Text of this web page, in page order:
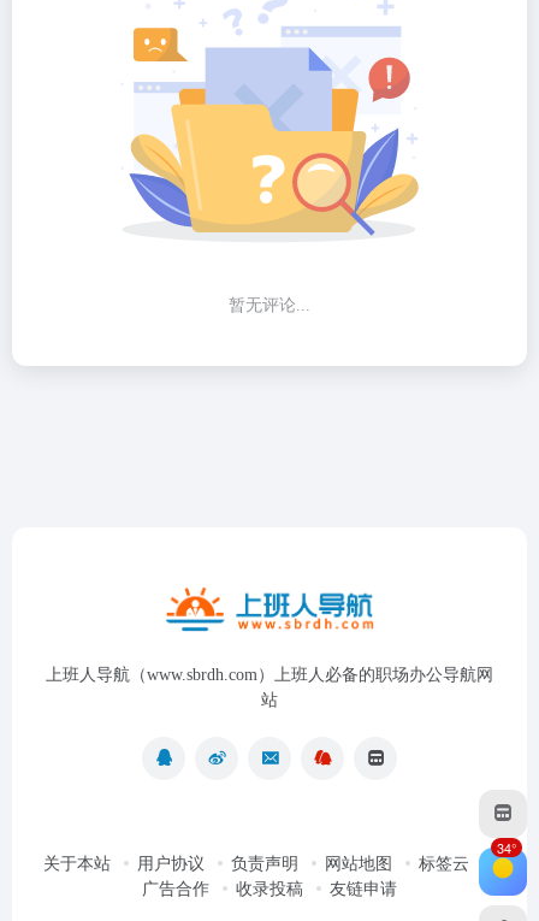
暂无评论...
上班人导航（www.sbrdh.com）上班人必备的职场办公导航网
站
关于本站 用户协议 负责声明 网站地图
标签云
广告合作
收录投稿 友链申请
34°